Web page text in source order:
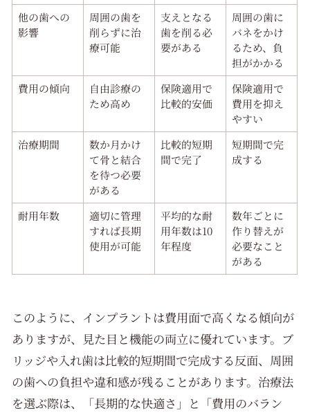
他の歯への
影響
周囲の歯を
削らずに治
療可能
支えとなる
歯を削る必
要がある
周囲の歯に
バネをかけ
るため、負
担がかかる
費用の傾向
自由診療の
ため高め
保険適用で
比較的安価
保険適用で
費用を抑え
やすい
治療期間
数か月かけ
て骨と結合
を待つ必要
がある
比較的短期
間で完了
短期間で完
成する
耐用年数
適切に管理
すれば長期
使用が可能
平均的な耐
用年数は10
年程度
数年ごとに
作り替えが
必要なこと
がある
このように、インプラントは費用面で高くなる傾向が
ありますが、見た目と機能の両立に優れています。ブ
リッジや入れ歯は比較的短期間で完成する反面、周囲
の歯への負担や違和感が残ることがあります。治療法
を選ぶ際は、「長期的な快適さ」と「費用のバラン